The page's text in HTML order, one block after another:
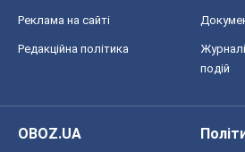
Реклама на сайті
Редакційна політика
подій
OBOZ.UA